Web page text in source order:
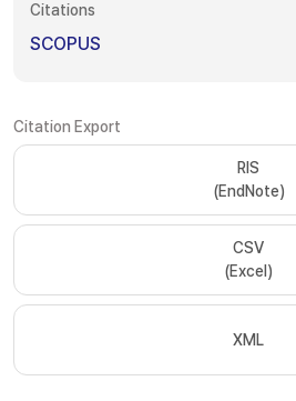
Citations
SCOPUS
Citation Export
RIS
(EndNote)
CSV
(Excel)
XML